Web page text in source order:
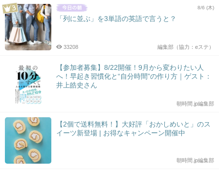
8/6 (木)
「列に並ぶ」を3単語の英語で言うと？
編集部（協力：eステ）
33208
【参加者募集】8/22開催！9月から変わりたい人
へ！早起き習慣化と“自分時間”の作り方｜ゲスト：
井上皓史さん
朝時間.jp編集部
【2個で送料無料！】大好評「おかしめいと」のス
イーツ新登場 | お得なキャンペーン開催中
朝時間.jp編集部